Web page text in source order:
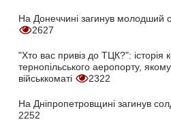
На Донеччині загинув молодший
2627
"Хто вас привіз до ТЦК?": історія
тернопільського аеропорту,
військкоматі
2322
На Дніпропетровщині загинув
2252